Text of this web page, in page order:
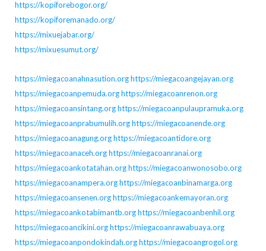
https://kopiforebogor.org/
https://kopiforemanado.org/
https://mixuejabar.org/
https://mixuesumut.org/
https://miegacoanahnasution.orghttps://miegacoangejayan.org
https://miegacoanpemuda.orghttps://miegacoanrenon.org
https://miegacoansintang.orghttps://miegacoanpulaupramuka.org
https://miegacoanprabumulih.orghttps://miegacoanende.org
https://miegacoanagung.orghttps://miegacoantidore.org
https://miegacoanaceh.orghttps://miegacoanranai.org
https://miegacoankotatahan.orghttps://miegacoanwonosobo.org
https://miegacoanampera.orghttps://miegacoanbinamarga.org
https://miegacoansenen.orghttps://miegacoankemayoran.org
https://miegacoankotabimantb.orghttps://miegacoanbenhil.org
https://miegacoancikini.orghttps://miegacoanrawabuaya.org
https://miegacoanpondokindah.orghttps://miegacoangrogol.org